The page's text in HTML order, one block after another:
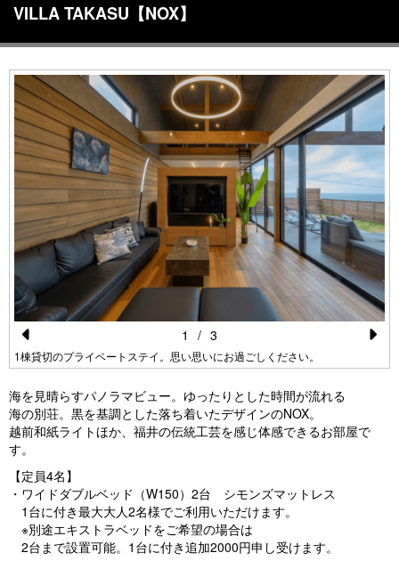
VILLA TAKASU【NOX】
Pr
vi
o
u
s
1棟貸切のプライベートステイ。思い思いにお過ごしください。
1 / 3
海を見晴らすパノラマビュー。ゆったりとした時間が流れる
海の別荘。黒を基調とした落ち着いたデザインのNOX。
越前和紙ライトほか、福井の伝統工芸を感じ体感できるお部屋で
す。
【定員4名】
・ワイドダブルベッド（W150）2台 シモンズマットレス
1台に付き最大大人2名様でご利用いただけます。
※別途エキストラベッドをご希望の場合は
2台まで設置可能。1台に付き追加2000円申し受けます。